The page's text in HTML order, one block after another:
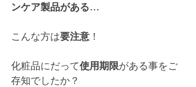
ンケア製品がある…
こんな方は要注意 ！
化粧品にだって使用期限がある事をご
存知でしたか？